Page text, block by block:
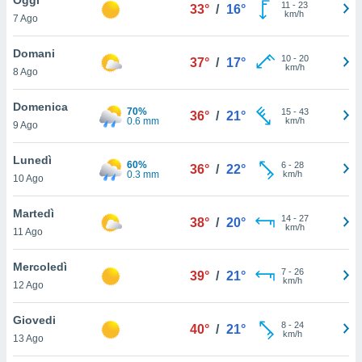
è
al sito
di
ci
di
il
un
la
nella
7 Ago
33° / 16° 11 - 23
km/h
Domani
8 Ago
37° / 17° 10- 20
km/h
Domenica
9 Ago
70%
0.6 mm
36° / 21° 15- 43
km/h
Lunedì
10 Ago
60%
0.3 mm
36° / 22° 6- 28
km/h
Martedì
11 Ago
38° / 20° 14- 27
km/h
Mercoledì
12 Ago
39° / 21° 7- 26
km/h
Giovedi
13 Ago
40° / 21° 8- 24
km/h